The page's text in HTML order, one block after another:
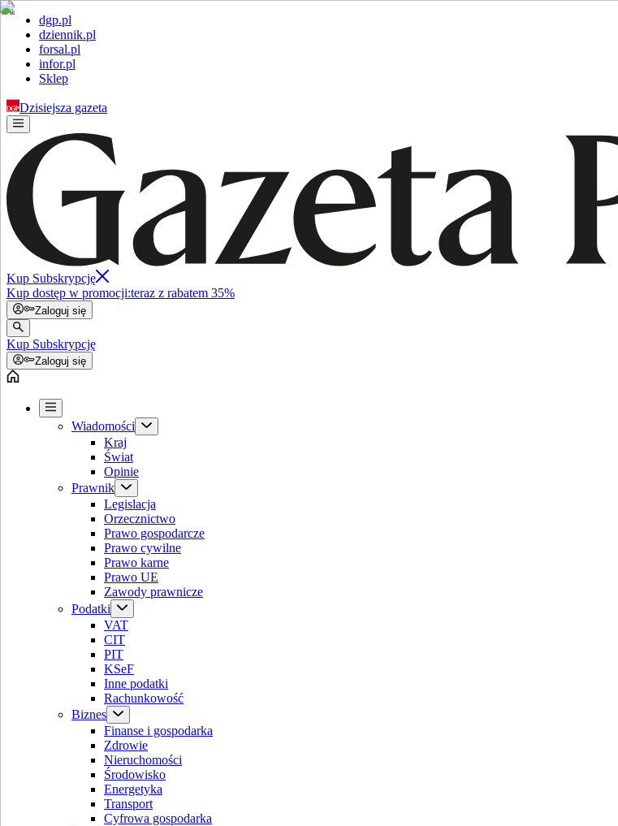
dgp.pl
dziennik.pl
forsal.pl
infor.pl
Sklep
Dzisiejsza gazeta
Kup Subskrypcję
Kup dostęp w promocji:teraz z rabatem 35%
Zaloguj się
Kup Subskrypcję
Zaloguj się
Wiadomości
Kraj
Świat
Opinie
Prawnik
Legislacja
Orzecznictwo
Prawo gospodarcze
Prawo cywilne
Prawo karne
Prawo UE
Zawody prawnicze
Podatki
VAT
CIT
PIT
KSeF
Inne podatki
Rachunkowość
Biznes
Finanse i gospodarka
Zdrowie
Nieruchomości
Środowisko
Energetyka
Transport
Cyfrowa gospodarka